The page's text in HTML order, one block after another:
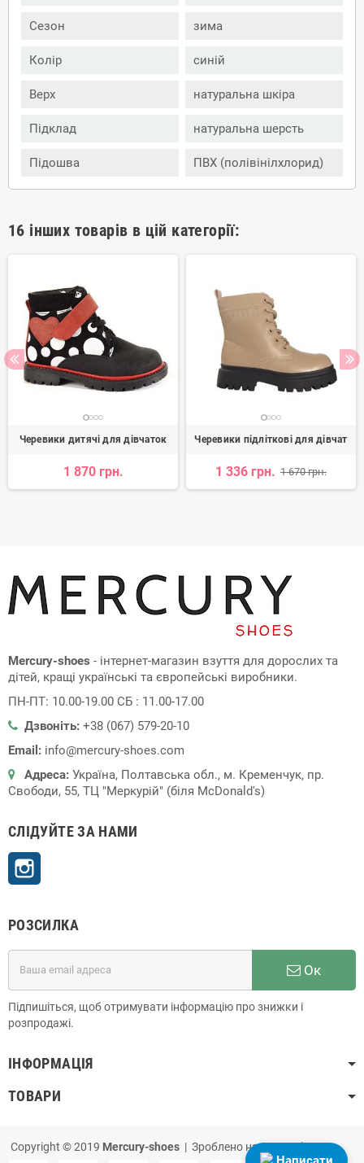
Сезон зима
Колір синій
Верх натуральна шкіра
Підклад натуральна шерсть
Підошва ПВХ (полівінілхлорид)
16 інших товарів в цій категорії:
Черевики дитячі для дівчаток
1 870 грн.
Черевики підліткові для дівчат
1 336 грн. 1 670 грн.
Mercury-shoes - інтернет-магазин взуття для дорослих та
дітей, кращі українські та європейські виробники.
ПН-ПТ: 10.00-19.00 СБ : 11.00-17.00
Дзвоніть: +38 (067) 579-20-10
Email: info@mercury-shoes.com
Адреса: Україна, Полтавська обл., м. Кременчук, пр.
Свободи, 55, ТЦ "Меркурій" (біля McDonald's)
СЛІДУЙТЕ ЗА НАМИ
РОЗСИЛКА
Ок
Підпишіться, щоб отримувати інформацію про знижки і
розпродажі.
ІНФОРМАЦІЯ
ТОВАРИ
Copyright © 2019 Mercury-shoes | Зроблено наPrestaShop